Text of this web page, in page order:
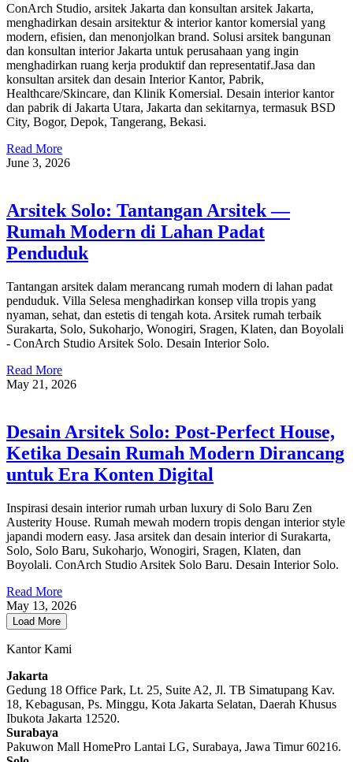
ConArch Studio, arsitek Jakarta dan konsultan arsitek Jakarta,
menghadirkan desain arsitektur & interior kantor komersial yang
modern, efisien, dan menonjolkan brand. Solusi arsitek bangunan
dan konsultan interior Jakarta untuk perusahaan yang ingin
menghadirkan ruang kerja produktif dan representatif.Jasa dan
konsultan arsitek dan desain Interior Kantor, Pabrik,
Healthcare/Skincare, dan Klinik Komersial. Desain interior kantor
dan pabrik di Jakarta Utara, Jakarta dan sekitarnya, termasuk BSD
City, Bogor, Depok, Tangerang, Bekasi.
Read More
June 3, 2026
Arsitek Solo: Tantangan Arsitek —
Rumah Modern di Lahan Padat
Penduduk
Tantangan arsitek dalam merancang rumah modern di lahan padat
penduduk. Villa Selesa menghadirkan konsep villa tropis yang
nyaman, sehat, dan estetis di tengah kota. Arsitek rumah terbaik
Surakarta, Solo, Sukoharjo, Wonogiri, Sragen, Klaten, dan Boyolali
- ConArch Studio Arsitek Solo. Desain Interior Solo.
Read More
May 21, 2026
Desain Arsitek Solo: Post-Perfect House,
Ketika Desain Rumah Modern Dirancang
untuk Era Konten Digital
Inspirasi desain interior rumah urban luxury di Solo Baru Zen
Austerity House. Rumah mewah modern tropis dengan interior style
japandi modern easy. Jasa arsitek dan desain interior di Surakarta,
Solo, Solo Baru, Sukoharjo, Wonogiri, Sragen, Klaten, dan
Boyolali. ConArch Studio Arsitek Solo Baru. Desain Interior Solo.
Read More
May 13, 2026
Load More
Kantor Kami
Jakarta
Gedung 18 Office Park, Lt. 25, Suite A2, Jl. TB Simatupang Kav.
18, Kebagusan, Ps. Minggu, Kota Jakarta Selatan, Daerah Khusus
Ibukota Jakarta 12520.
Surabaya
Pakuwon Mall HomePro Lantai LG, Surabaya, Jawa Timur 60216.